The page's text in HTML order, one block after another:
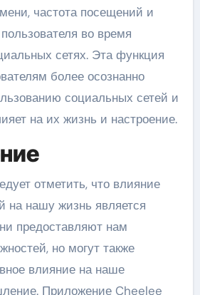
частота посещений и
во время
сетях. Эта функция
более осознанно
социальных сетей и
на их жизнь и настроение.
отметить, что влияние
на нашу жизнь является
предоставляют нам
но могут также
влияние на наше
Приложение Cheelee